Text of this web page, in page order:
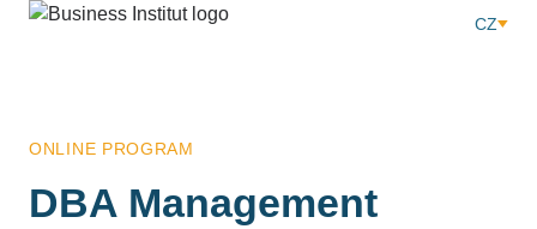
CZ
ONLINE PROGRAM
DBA Management